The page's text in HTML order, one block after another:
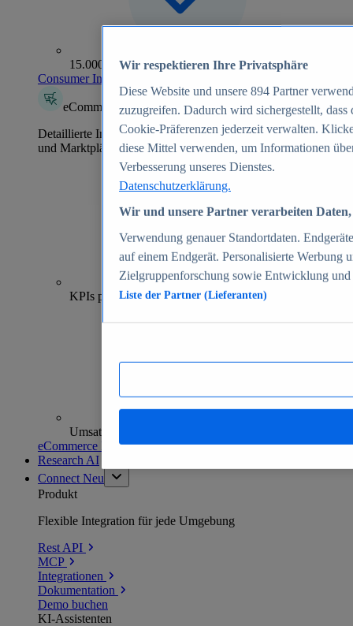
15.000+ Marken
Consumer Insights entdecken
eCommerce Insights
Detaillierte Informationen zu mehr als 39.000 Online-Shops
und Marktplätzen
70+
KPIs pro Shop
Umsatzanalysen und -prognosen
eCommerce Insights entdecken
Research AI
Connect Neu
Produkt
Flexible Integration für jede Umgebung
Rest API
MCP
Integrationen
Dokumentation
Demo buchen
KI-Assistenten
Wir respektieren Ihre Privatsphäre
Diese Website und unsere 894 Partner
zuzugreifen. Dadurch wird sichergestellt,
Cookie-Präferenzen jederzeit verwalten.
diese Mittel verwenden, um Informationen
Verbesserung unseres Dienstes.
Datenschutzerklärung.
Wir und unsere Partner verarbeiten
Verwendung genauer Standortdaten.
auf einem Endgerät. Personalisierte Werbung
Zielgruppenforschung sowie Entwicklung
Liste der Partner (Lieferanten)